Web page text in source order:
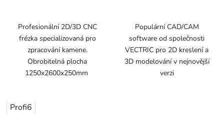
Profesionální 2D/3D CNC
frézka specializovaná pro
zpracování kamene.
Obrobitelná plocha
1250x2600x250mm
Profi6
Populární CAD/CAM
software od společnosti
VECTRIC pro 2D kreslení a
3D modelování v nejnovější
verzi